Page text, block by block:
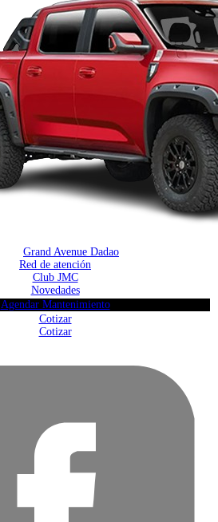
Grand Avenue Dadao
Red de atención
Club JMC
Novedades
Agendar Mantenimiento
Cotizar
Cotizar